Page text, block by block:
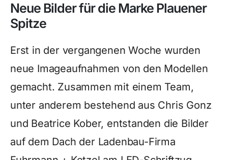
Neue Bilder für die Marke Plauener
Spitze
Erst in der vergangenen Woche wurden
neue Imageaufnahmen von den Modellen
gemacht. Zusammen mit einem Team,
unter anderem bestehend aus Chris Gonz
und Beatrice Kober, entstanden die Bilder
auf dem Dach der Ladenbau-Firma